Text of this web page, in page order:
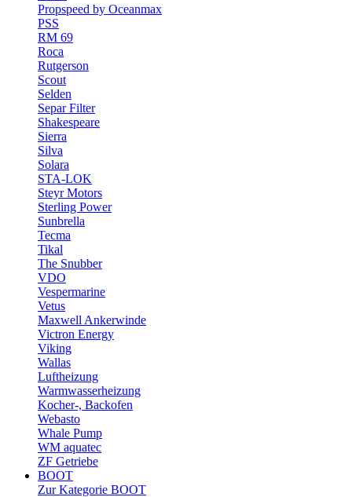
Propspeed by Oceanmax
PSS
RM 69
Roca
Rutgerson
Scout
Selden
Separ Filter
Shakespeare
Sierra
Silva
Solara
STA-LOK
Steyr Motors
Sterling Power
Sunbrella
Tecma
Tikal
The Snubber
VDO
Vespermarine
Vetus
Maxwell Ankerwinde
Victron Energy
Viking
Wallas
Luftheizung
Warmwasserheizung
Kocher-, Backofen
Webasto
Whale Pump
WM aquatec
ZF Getriebe
BOOT
Zur Kategorie BOOT